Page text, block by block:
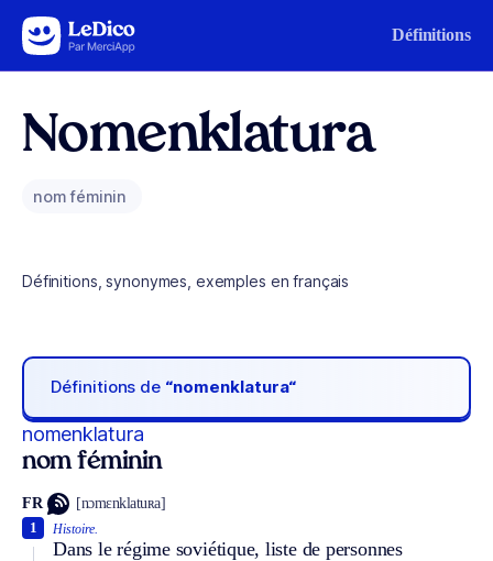
Aller au contenu Définitions
Nomenklatura
nom féminin
Définitions, synonymes, exemples en français
Définitions de “nomenklatura“
nomenklatura
nom féminin
FR [nɔmɛnklatuʀa]
Histoire.
Dans le régime soviétique, liste de personnes
1